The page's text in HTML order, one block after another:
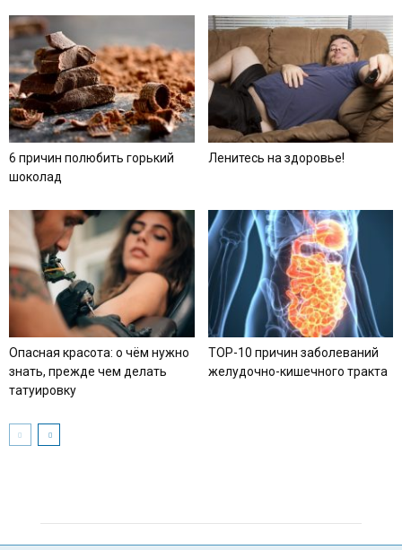
6 причин полюбить горький
шоколад
Ленитесь на здоровье!
Опасная красота: о чём нужно
знать, прежде чем делать
татуировку
TOP-10 причин заболеваний
желудочно-кишечного тракта